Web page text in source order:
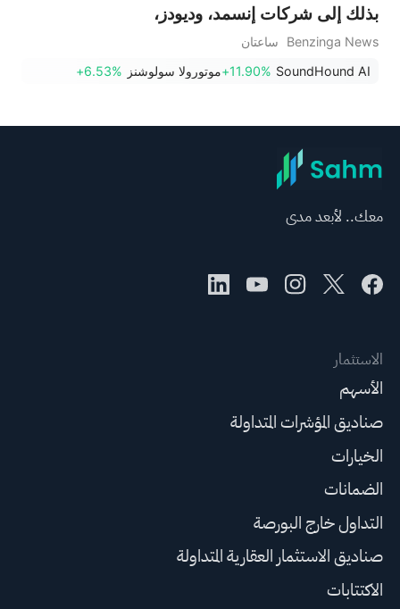
بذلك إلى شركات إنسمد، وديودز،
وباركر هانيفين، وغيرها من الأسهم
الكبرى التي ارتفعت أسعارها يوم
Benzinga News
ساعتان
SoundHound AI
+11.90%موتورولا سولوشنز +6.53%
معك.. لأبعد مدى
الاستثمار
الأسهم
صناديق المؤشرات المتداولة
الخيارات
الضمانات
التداول خارج البورصة
صناديق الاستثمار العقارية المتداولة
الاكتتابات